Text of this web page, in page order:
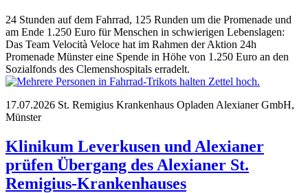
24 Stunden auf dem Fahrrad, 125 Runden um die Promenade und
am Ende 1.250 Euro für Menschen in schwierigen Lebenslagen:
Das Team Velocità Veloce hat im Rahmen der Aktion 24h
Promenade Münster eine Spende in Höhe von 1.250 Euro an den
Sozialfonds des Clemenshospitals erradelt.
17.07.2026 St. Remigius Krankenhaus Opladen Alexianer GmbH,
Münster
Klinikum Leverkusen und Alexianer
prüfen Übergang des Alexianer St.
Remigius-Krankenhauses